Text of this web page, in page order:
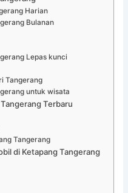
Harian
Bulanan
Lepas kunci
Tangerang
untuk wisata
Terbaru
Tangerang
di Ketapang Tangerang